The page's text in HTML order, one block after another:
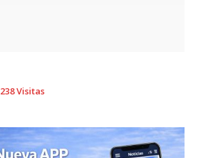
238Visitas